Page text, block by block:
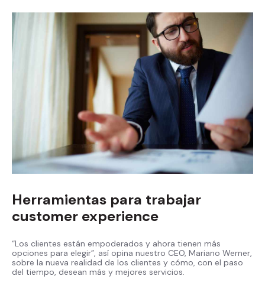
Herramientas para trabajar
customer experience
“Los clientes están empoderados y ahora tienen más
opciones para elegir”, así opina nuestro CEO, Mariano Werner,
sobre la nueva realidad de los clientes y cómo, con el paso
del tiempo, desean más y mejores servicios.